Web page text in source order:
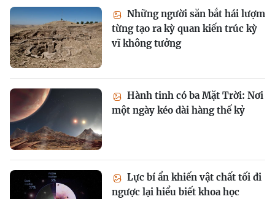
Những người săn bắt hái lượm
từng tạo ra kỳ quan kiến trúc kỳ
vĩ không tưởng
Hành tinh có ba Mặt Trời: Nơi
một ngày kéo dài hàng thế kỷ
Lực bí ẩn khiến vật chất tối đi
ngược lại hiểu biết khoa học